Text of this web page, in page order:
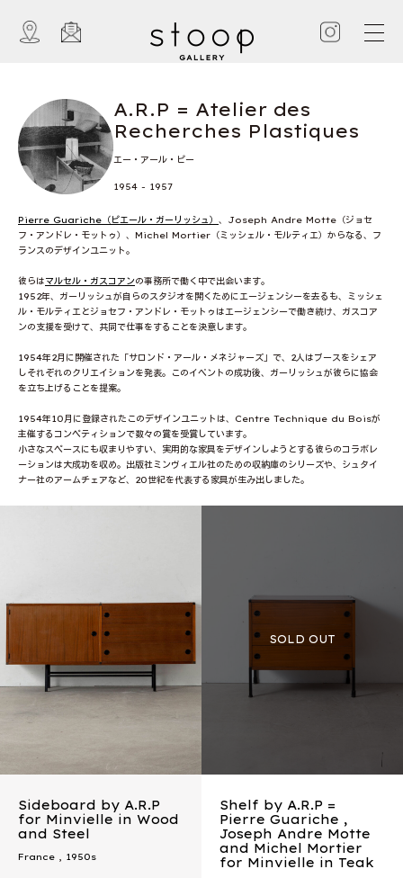
A.R.P = Atelier des
Recherches Plastiques
エー・アール・ピー
1954 - 1957
Pierre Guariche（ピエール・ガーリッシュ） 、Joseph Andre Motte（ジョセ
フ・アンドレ・モットゥ）、Michel Mortier（ミッシェル・モルティエ）からなる、フ
ランスのデザインユニット。
彼らはマルセル・ガスコアンの事務所で働く中で出会います。
1952年、ガーリッシュが自らのスタジオを開くためにエージェンシーを去るも、ミッシェ
ル・モルティエとジョセフ・アンドレ・モットゥはエージェンシーで働き続け、ガスコア
ンの支援を受けて、共同で仕事をすることを決意します。
1954年2月に開催された「サロンド・アール・メネジャーズ」で、2人はブースをシェア
しそれぞれのクリエイションを発表。このイベントの成功後、ガーリッシュが彼らに協会
を立ち上げることを提案。
1954年10月に登録されたこのデザインユニットは、Centre Technique du Boisが
主催するコンペティションで数々の賞を受賞しています。
小さなスペースにも収まりやすい、実用的な家具をデザインしようとする彼らのコラボレ
ーションは大成功を収め。出版社ミンヴィエル社のための収納庫のシリーズや、シュタイ
ナー社のアームチェアなど、20世紀を代表する家具が生み出しました。
Sideboard by A.R.P
for Minvielle in Wood
and Steel
France , 1950s
Shelf by A.R.P =
Pierre Guariche ,
Joseph Andre Motte
and Michel Mortier
for Minvielle in Teak